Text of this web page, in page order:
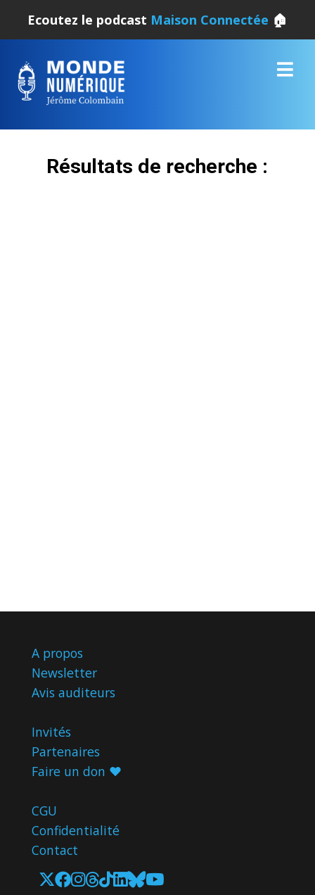
Ecoutez le podcast Maison Connectée 🏠
Résultats de recherche :
A propos
Newsletter
Avis auditeurs
Invités
Partenaires
Faire un don ♥️
CGU
Confidentialité
Contact